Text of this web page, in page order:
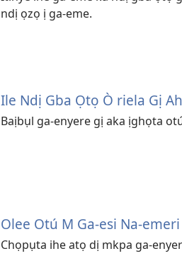
ndị ọzọ ị ga-eme.
Ile Ndị Gba Ọtọ Ò riela Gị
Baịbụl ga-enyere gị aka ịghọta
Olee Otú M Ga-esi Na-
Chọpụta ihe atọ dị mkpa ga-